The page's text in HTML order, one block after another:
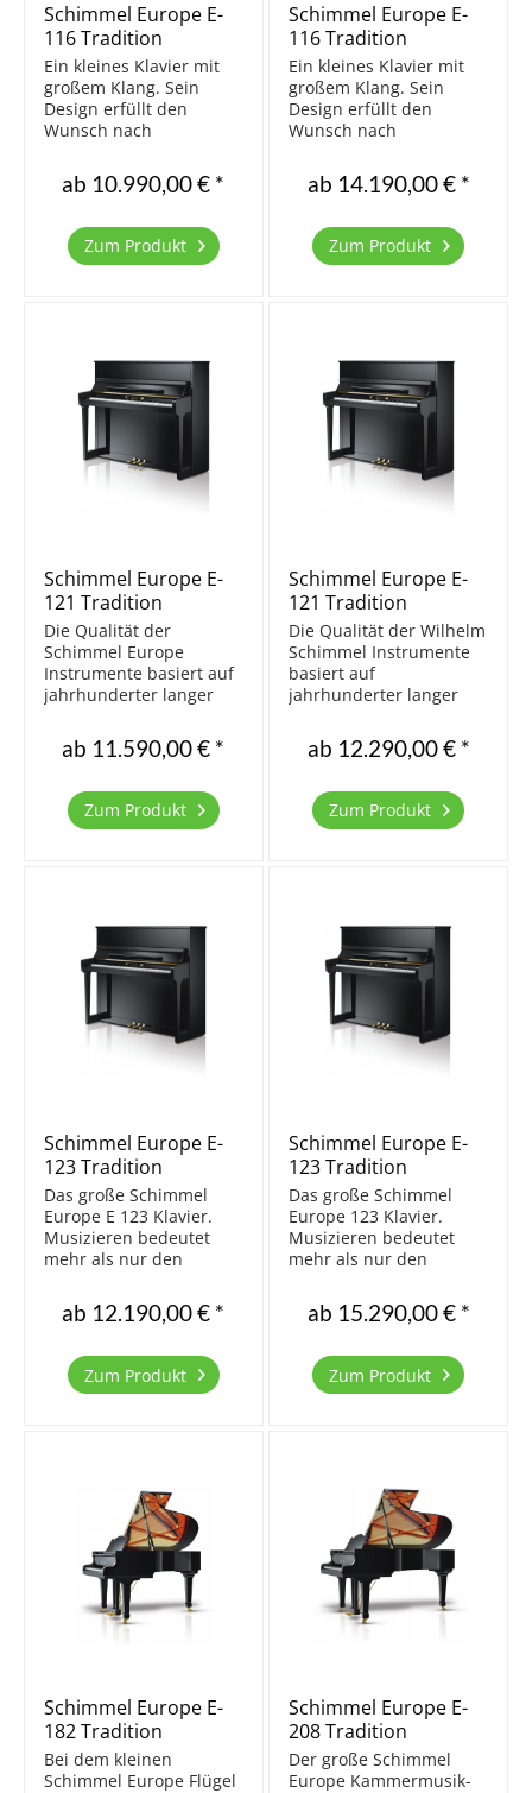
Schimmel Europe E-
116 Tradition
Ein kleines Klavier mit
großem Klang. Sein
Design erfüllt den
Wunsch nach
dabei Sound und
Spielbarkeit zu
Traditionelles Aussehen,
robuste Bauweise,
ab 10.990,00 € *
Zum Produkt
Schimmel Europe E-
116 Tradition
TwinTone
Ein kleines Klavier mit
großem Klang. Sein
Design erfüllt den
Wunsch nach
dabei Sound und
Spielbarkeit zu
Traditionelles Aussehen,
robuste Bauweise,
ab 14.190,00 € *
Zum Produkt
Schimmel Europe E-
121 Tradition
Die Qualität der
Schimmel Europe
Instrumente basiert auf
jahrhunderter langer
neuesten Erkenntnissen
der Schimmel Piano-
mittelgroße Wilhelm
Klavier verkörpert dabei
ab 11.590,00 € *
Zum Produkt
Schimmel Europe E-
121 Tradition
TwinTone
Die Qualität der Wilhelm
Schimmel Instrumente
basiert auf
jahrhunderter langer
neuesten Erkenntnissen
der Schimmel Piano-
mittelgroße Wilhelm
Klavier verkörpert dabei
ab 12.290,00 € *
Zum Produkt
Schimmel Europe E-
123 Tradition
Das große Schimmel
Europe E 123 Klavier.
Musizieren bedeutet
mehr als nur den
Es erweitert den
Horizont, weckt
schafft neue
Ausdrucksmöglichkeiten.
ab 12.190,00 € *
Zum Produkt
Schimmel Europe E-
123 Tradition
TwinTone
Das große Schimmel
Europe 123 Klavier.
Musizieren bedeutet
mehr als nur den
Es erweitert den
Horizont, weckt
schafft neue
Ausdrucksmöglichkeiten.
ab 15.290,00 € *
Zum Produkt
Schimmel Europe E-
182 Tradition
Bei dem kleinen
Schimmel Europe Flügel
Schimmel Europe E-
208 Tradition
Der große Schimmel
Europe Kammermusik-